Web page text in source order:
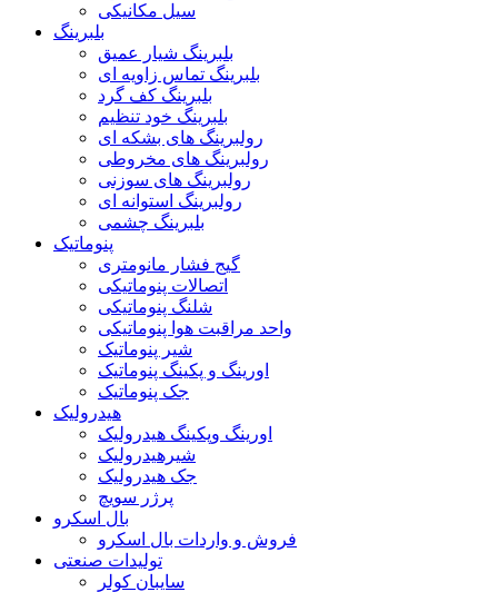
سیل مکانیکی
بلبرینگ
بلبرینگ شیار عمیق
بلبرینگ تماس زاویه ای
بلبرینگ کف گرد
بلبرینگ خود تنظیم
رولبرینگ های بشکه ای
رولبرینگ های مخروطی
رولبرینگ های سوزنی
رولبرینگ استوانه ای
بلبرینگ چشمی
پنوماتیک
گیج فشار مانومتری
اتصالات پنوماتیکی
شلنگ پنوماتیکی
واحد مراقبت هوا پنوماتیکی
شیر پنوماتیک
اورینگ و پکینگ پنوماتیک
جک پنوماتیک
هیدرولیک
اورینگ وپکینگ هیدرولیک
شیرهیدرولیک
جک هیدرولیک
پرژر سویچ
بال اسکرو
فروش و واردات بال اسکرو
تولیدات صنعتی
سایبان کولر